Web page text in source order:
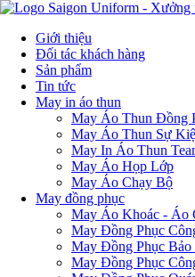
Giới thiệu
Đối tác khách hàng
Sản phẩm
Tin tức
May in áo thun
May Áo Thun Đồng
May Áo Thun Sự
May In Áo Thun
May Áo Họp Lớp
May Áo Chạy Bộ
May đồng phục
May Áo Khoác - Áo
May Đồng Phục
May Đồng Phục
May Đồng Phục